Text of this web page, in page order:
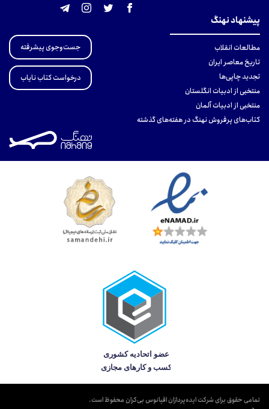
پیشنهاد نهنگ
مطالعات انقلاب
تاریخ معاصر ایران
تجدید چاپی‌ها
منتخبی از ادبیات انگلستان
منتخبی از ادبیات آلمان
کتاب‌های پرفروش نهنگ در هفته‌های گذشته
جست‌وجوی پیشرفته
درخواست کتاب نایاب
تمامی حقوق برای شرکت ایده‌پردازان اقیانوس بی‌کران محفوظ است.